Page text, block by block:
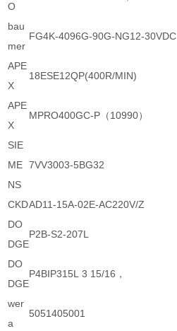
O
bau
mer
FG4K-4096G-90G-NG12-30VDC
APE
X
18ESE12QP(400R/MIN)
APE
X
MPRO400GC-P（10990）
SIE
ME
NS
7VV3003-5BG32
CKDAD11-15A-02E-AC220V/Z
DO
DGE
P2B-S2-207L
DO
DGE
P4BIP315L 3 15/16，
wer
a
5051405001